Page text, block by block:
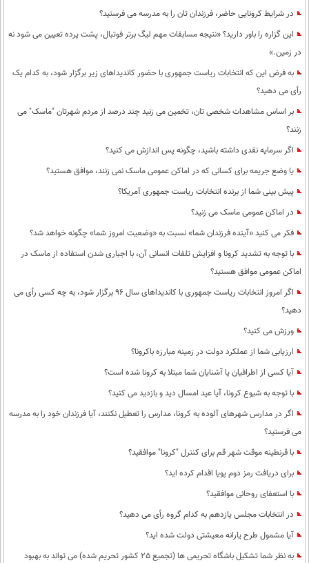
در شرایط کرونایی حاضر، فرزندان تان را به مدرسه می فرستید؟
این گزاره را باور دارید؟ «نتیجه مسابقات مهم لیگ برتر فوتبال، پشت پرده تعیین می شود نه
در زمین.»
به فرض این که انتخابات ریاست جمهوری با حضور کاندیداهای زیر برگزار شود، به کدام یک
رأی می دهید؟
بر اساس مشاهدات شخصی تان، تخمین می زنید چند درصد از مردم شهرتان "ماسک" می
زنند؟
اگر سرمایه نقدی داشته باشید، چگونه پس اندازش می کنید؟
یا وضع جریمه برای کسانی که در اماکن عمومی ماسک نمی زنند، موافق هستید؟
پیش بینی شما از برنده انتخابات ریاست جمهوری آمریکا؟
در اماکن عمومی ماسک می زنید؟
فکر می کنید «آینده فرزندان شما» نسبت به «وضعیت امروز شما» چگونه خواهد شد؟
با توجه به تشدید کرونا و افزایش تلفات انسانی آن، با اجباری شدن استفاده از ماسک در
اماکن عمومی موافق هستید؟
اگر امروز انتخابات ریاست جمهوری با کاندیداهای سال 96 برگزار شود، به چه کسی رأی می
دهید؟
ورزش می کنید؟
ارزیابی شما از عملکرد دولت در زمینه مبارزه باکرونا؟
آیا کسی از اطرافیان یا آشنایان شما مبتلا به کرونا شده است؟
با توجه به شیوع کرونا، آیا عید امسال دید و بازدید می کنید؟
اگر در مدارس شهرهای آلوده به کرونا، مدارس را تعطیل نکنند، آیا فرزندان خود را به مدرسه
می فرستید؟
با قرنطینه موقت شهر قم برای کنترل "کرونا" موافقید؟
برای دریافت رمز دوم پویا اقدام کرده اید؟
با استعفای روحانی موافقید؟
در انتخابات مجلس یازدهم به کدام گروه رأی می دهید؟
آیا مشمول طرح یارانه معیشتی دولت شده اید؟
به نظر شما تشکیل باشگاه تحریمی ها (تجمیع 25 کشور تحریم شده) می تواند به بهبود